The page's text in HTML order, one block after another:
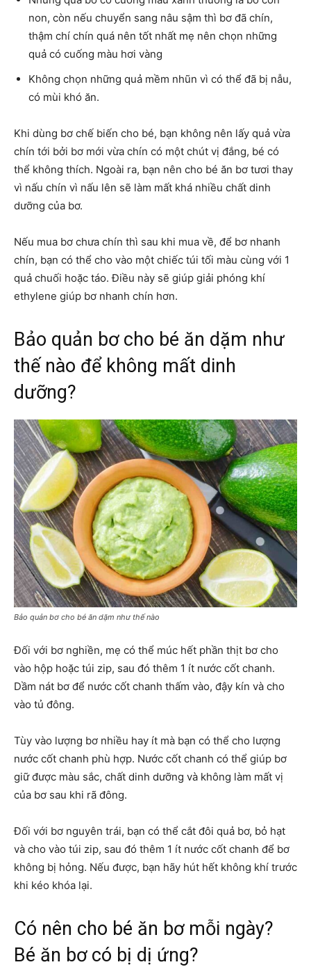
non, còn nếu chuyển sang nâu sậm thì bơ đã chín,
thậm chí chín quá nên tốt nhất mẹ nên chọn những
quả có cuống màu hơi vàng
Không chọn những quả mềm nhũn vì có thể đã bị nẫu,
có mùi khó ăn.
Khi dùng bơ chế biến cho bé, bạn không nên lấy quả vừa
chín tới bởi bơ mới vừa chín có một chút vị đắng, bé có
thể không thích. Ngoài ra, bạn nên cho bé ăn bơ tươi thay
vì nấu chín vì nấu lên sẽ làm mất khá nhiều chất dinh
dưỡng của bơ.
Nếu mua bơ chưa chín thì sau khi mua về, để bơ nhanh
chín, bạn có thể cho vào một chiếc túi tối màu cùng với 1
quả chuối hoặc táo. Điều này sẽ giúp giải phóng khí
ethylene giúp bơ nhanh chín hơn.
Bảo quản bơ cho bé ăn dặm như
thế nào để không mất dinh
dưỡng?
Bảo quản bơ cho bé ăn dặm như thế nào
Đối với bơ nghiền, mẹ có thể múc hết phần thịt bơ cho
vào hộp hoặc túi zip, sau đó thêm 1 ít nước cốt chanh.
Dầm nát bơ để nước cốt chanh thấm vào, đậy kín và cho
vào tủ đông.
Tùy vào lượng bơ nhiều hay ít mà bạn có thể cho lượng
nước cốt chanh phù hợp. Nước cốt chanh có thể giúp bơ
giữ được màu sắc, chất dinh dưỡng và không làm mất vị
của bơ sau khi rã đông.
Đối với bơ nguyên trái, bạn có thể cắt đôi quả bơ, bỏ hạt
và cho vào túi zip, sau đó thêm 1 ít nước cốt chanh để bơ
không bị hỏng. Nếu được, bạn hãy hút hết không khí trước
khi kéo khóa lại.
Có nên cho bé ăn bơ mỗi ngày?
Bé ăn bơ có bị dị ứng?